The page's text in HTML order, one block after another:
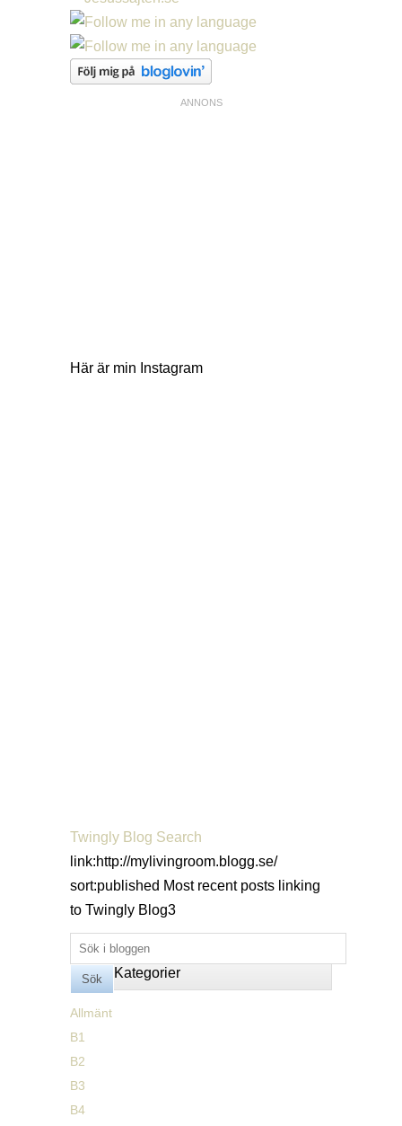
Här är min Instagram
Twingly Blog Search
link:http://mylivingroom.blogg.se/
sort:published Most recent posts linking
to Twingly Blog3
Kategorier
Allmänt
B1
B2
B3
B4